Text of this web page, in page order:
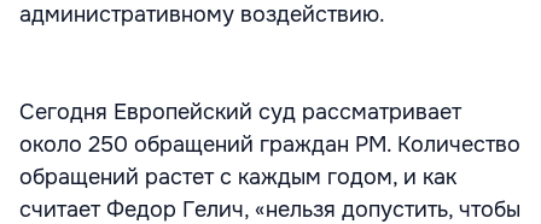
административному воздействию.
Сегодня Европейский суд рассматривает
около 250 обращений граждан РМ. Количество
обращений растет с каждым годом, и как
считает Федор Гелич, «нельзя допустить, чтобы